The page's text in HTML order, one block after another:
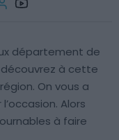
département de
découvrez à cette
On vous a
Alors
à faire